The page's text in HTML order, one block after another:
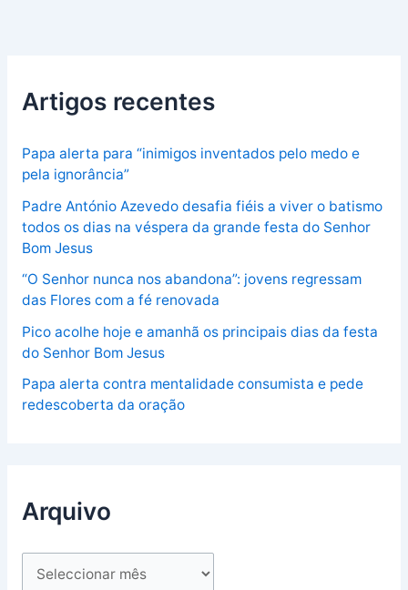
Artigos recentes
Papa alerta para “inimigos inventados pelo medo e
pela ignorância”
Padre António Azevedo desafia fiéis a viver o batismo
todos os dias na véspera da grande festa do Senhor
Bom Jesus
“O Senhor nunca nos abandona”: jovens regressam
das Flores com a fé renovada
Pico acolhe hoje e amanhã os principais dias da festa
do Senhor Bom Jesus
Papa alerta contra mentalidade consumista e pede
redescoberta da oração
Arquivo